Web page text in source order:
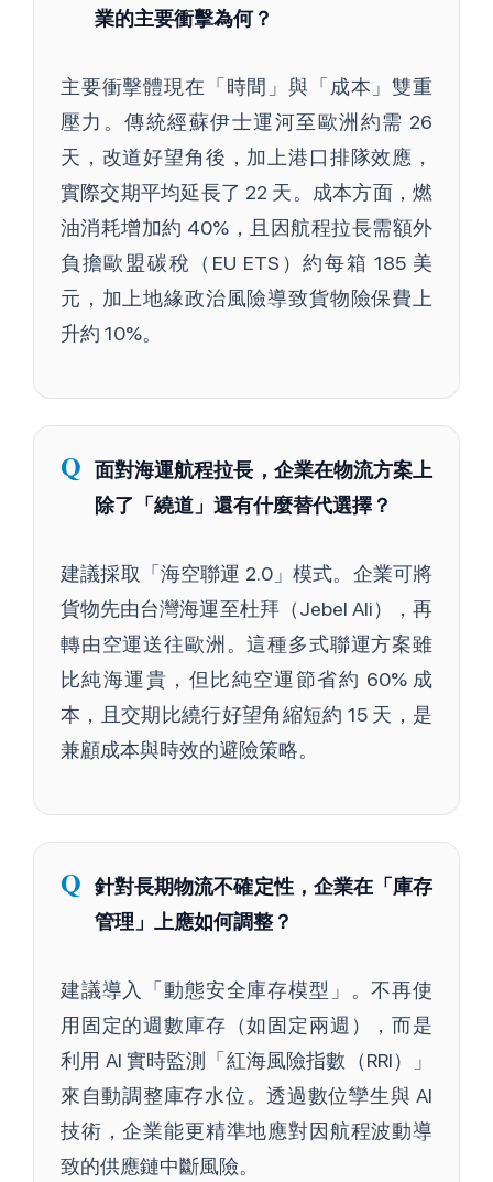
業的主要衝擊為何？
主要衝擊體現在「時間」與「成本」雙重
壓力。傳統經蘇伊士運河至歐洲約需 26
天，改道好望角後，加上港口排隊效應，
實際交期平均延長了 22 天。成本方面，燃
油消耗增加約 40%，且因航程拉長需額外
負擔歐盟碳稅（EU ETS）約每箱 185 美
元，加上地緣政治風險導致貨物險保費上
升約 10%。
Q
面對海運航程拉長，企業在物流方案上
除了「繞道」還有什麼替代選擇？
建議採取「海空聯運 2.0」模式。企業可將
貨物先由台灣海運至杜拜（Jebel Ali），再
轉由空運送往歐洲。這種多式聯運方案雖
比純海運貴，但比純空運節省約 60% 成
本，且交期比繞行好望角縮短約 15 天，是
兼顧成本與時效的避險策略。
Q
針對長期物流不確定性，企業在「庫存
管理」上應如何調整？
建議導入「動態安全庫存模型」。不再使
用固定的週數庫存（如固定兩週），而是
利用 AI 實時監測「紅海風險指數（RRI）」
來自動調整庫存水位。透過數位孿生與 AI
技術，企業能更精準地應對因航程波動導
致的供應鏈中斷風險。